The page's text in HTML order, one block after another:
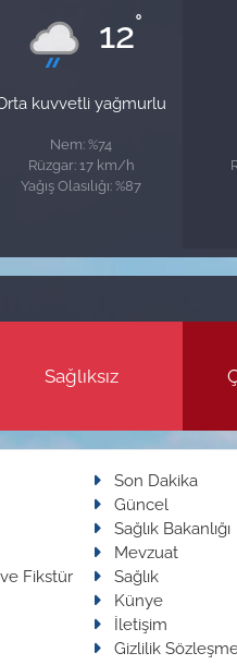
12°
kuvvetli yağmurlu
Nem: %74
Rüzgar: 17 km/h
Yağış Olasılığı: %87
Sağlıksız
Fikstür
Son Dakika
Güncel
Sağlık Bakanlığı
Mevzuat
Sağlık
Künye
İletişim
Gizlilik